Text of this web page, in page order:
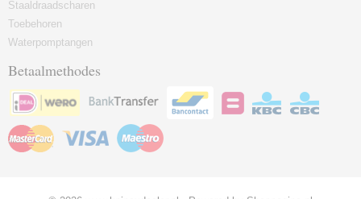
Staaldraadscharen
Toebehoren
Waterpomptangen
Betaalmethodes